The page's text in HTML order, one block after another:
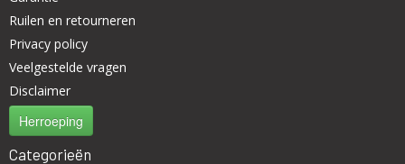
Ruilen en retourneren
Privacy policy
Veelgestelde vragen
Disclaimer
Herroeping
Categorieën